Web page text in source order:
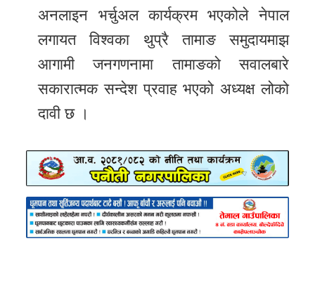
अनलाइन भर्चुअल कार्यक्रम भएकोले नेपाल
लगायत विश्वका थुप्रै तामाङ समुदायमाझ
आगामी जनगणनामा तामाङको सवालबारे
सकारात्मक सन्देश प्रवाह भएको अध्यक्ष लोको
दावी छ ।